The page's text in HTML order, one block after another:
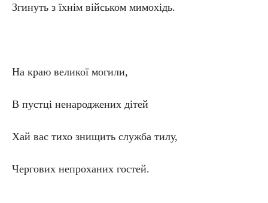
Згинуть з їхнім військом мимохідь.
На краю великої могили,
В пустці ненароджених дітей
Хай вас тихо знищить служба тилу,
Чергових непроханих гостей.